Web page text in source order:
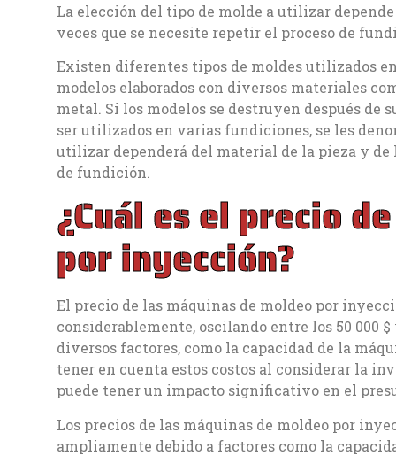
La elección del tipo de molde a utilizar
veces que se necesite repetir el proceso de
Existen diferentes tipos de moldes utilizados
modelos elaborados con diversos materiales
metal. Si los modelos se destruyen después de
ser utilizados en varias fundiciones, se les
utilizar dependerá del material de la pieza y de
de fundición.
¿Cuál es el precio
por inyección?
El precio de las máquinas de moldeo por
considerablemente, oscilando entre los 50 000 $
diversos factores, como la capacidad de la
tener en cuenta estos costos al considerar la
puede tener un impacto significativo en el
Los precios de las máquinas de moldeo por
ampliamente debido a factores como la